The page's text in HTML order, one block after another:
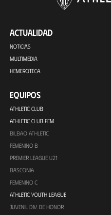
ACTUALIDAD
NOTICIAS
MULTIMEDIA
HEMEROTECA
EQUIPOS
ATHLETIC CLUB
ATHLETIC CLUB FEM
BILBAO ATHLETIC
FEMENINO B
PREMIER LEAGUE U21
BASCONIA
FEMENINO C
ATHLETIC YOUTH LEAGUE
JUVENIL DIV. DE HONOR